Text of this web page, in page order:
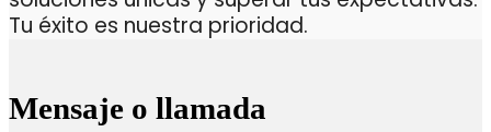
Tu éxito es nuestra prioridad.
Mensaje o llamada